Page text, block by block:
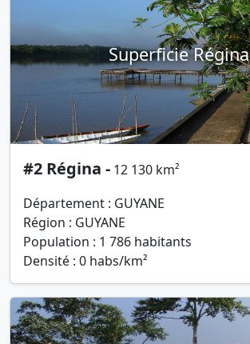
Superficie Régina
#2 Régina - 12 130 km²
Département : GUYANE
Région : GUYANE
Population : 1 786 habitants
Densité : 0 habs/km²